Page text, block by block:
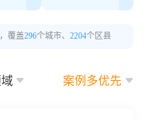
覆盖296个城市、 2204个区县
案例多优先